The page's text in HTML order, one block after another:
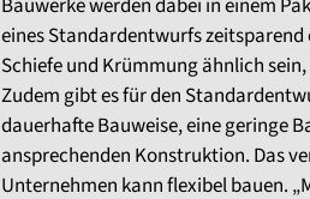
Bauwerke werden dabei in einem
eines Standardentwurfs
Schiefe und Krümmung ähnlich
Zudem gibt es für den
dauerhafte Bauweise, eine geringe
ansprechenden Konstruktion. Das
Unternehmen kann flexibel bauen.